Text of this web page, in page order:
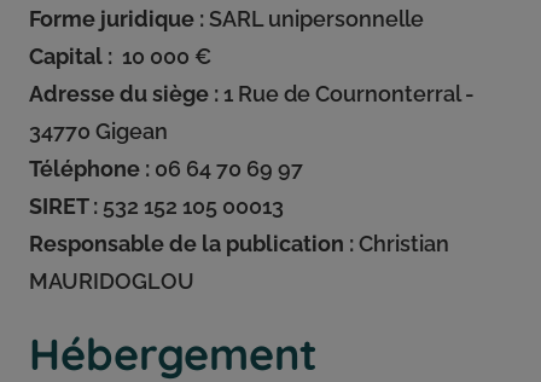
Infos produits
Galerie
Actualités
Contact
Forme juridique : SARL unipersonnelle
Capital : 10 000 €
Adresse du siège : 1 Rue de Cournonterral -
34770 Gigean
Téléphone : 06 64 70 69 97
SIRET : 532 152 105 00013
Responsable de la publication : Christian
MAURIDOGLOU
Hébergement